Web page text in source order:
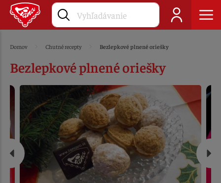
Domov Chutné recepty Bezlepkové plnené oriešky
Bezlepkové plnené oriešky